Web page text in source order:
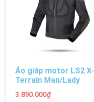
Áo giáp motor LS2 X-
Terrain Man/Lady
3.890.000₫